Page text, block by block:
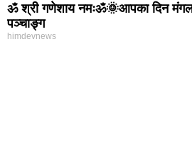
ॐ श्री गणेशाय नमःॐ🌞आपका दिन
पञ्चाङ्ग
himdevnews